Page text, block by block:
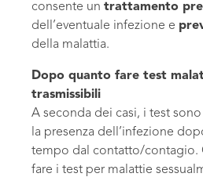
consente un trattamento
dell’eventuale infezione e
della malattia.
Dopo quanto fare test
trasmissibili
A seconda dei casi, i test
la presenza dell’infezione
tempo dal contatto/contagio.
fare i test per malattie